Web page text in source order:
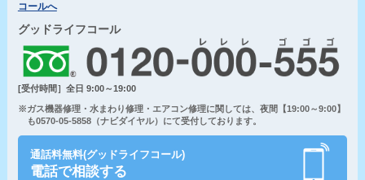
コールへ
グッドライフコール
[受付時間］全日 9:00～19:00
※ガス機器修理・水まわり修理・エアコン修理に関しては、夜間【19:00～9:00】
も0570-05-5858（ナビダイヤル）にて受付しております。
通話料無料(グッドライフコール)
電話で相談する